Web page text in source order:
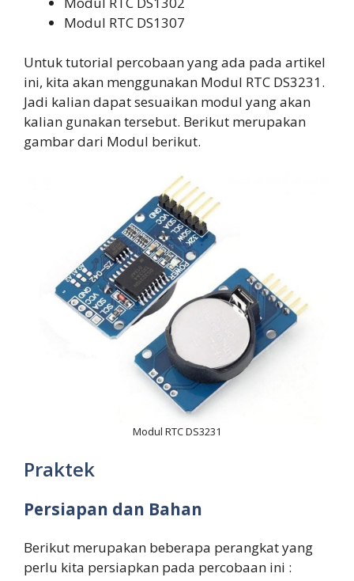
Modul RTC DS1307
Untuk tutorial percobaan yang ada pada artikel
ini, kita akan menggunakan Modul RTC DS3231.
Jadi kalian dapat sesuaikan modul yang akan
kalian gunakan tersebut. Berikut merupakan
gambar dari Modul berikut.
Modul RTC DS3231
Praktek
Persiapan dan Bahan
Berikut merupakan beberapa perangkat yang
perlu kita persiapkan pada percobaan ini :